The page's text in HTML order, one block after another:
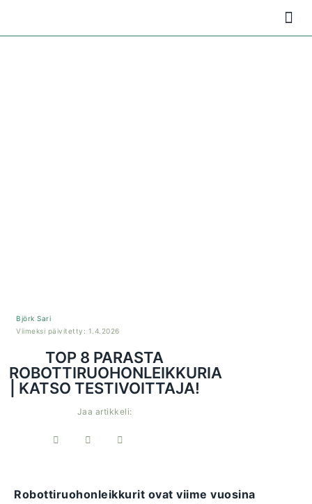
Björk Sari
Viimeksi päivitetty: 1.4.2026
TOP 8 PARASTA
ROBOTTIRUOHONLEIKKURIA
| KATSO TESTIVOITTAJA!
Jaa artikkeli:
Robottiruohonleikkurit ovat viime vuosina